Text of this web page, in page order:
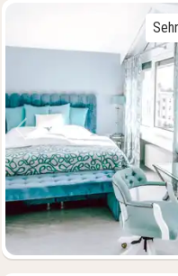
Vorheriges Bild